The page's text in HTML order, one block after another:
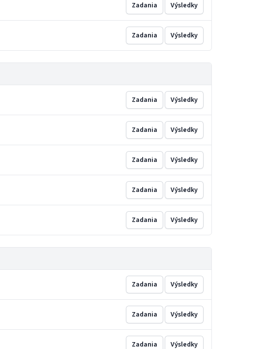
Zadania Výsledky
Zadania Výsledky
Zadania Výsledky
Zadania Výsledky
Zadania Výsledky
Zadania Výsledky
Zadania Výsledky
Zadania Výsledky
Zadania Výsledky
Zadania Výsledky